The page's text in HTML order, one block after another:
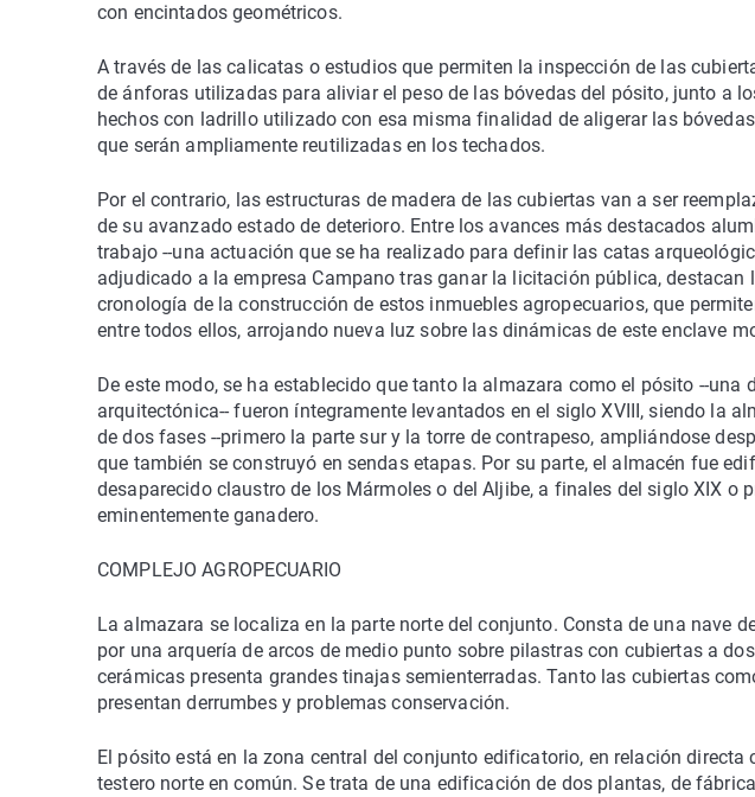
con encintados geométricos.
A través de las calicatas o estudios que permiten la inspección de las
de ánforas utilizadas para aliviar el peso de las bóvedas del pósito, junto a
hechos con ladrillo utilizado con esa misma finalidad de aligerar las
que serán ampliamente reutilizadas en los techados.
Por el contrario, las estructuras de madera de las cubiertas van a ser
de su avanzado estado de deterioro. Entre los avances más destacados
trabajo --una actuación que se ha realizado para definir las catas
adjudicado a la empresa Campano tras ganar la licitación pública, destacan
cronología de la construcción de estos inmuebles agropecuarios, que
entre todos ellos, arrojando nueva luz sobre las dinámicas de este enclave
De este modo, se ha establecido que tanto la almazara como el pósito --una
arquitectónica-- fueron íntegramente levantados en el siglo XVIII, siendo la
de dos fases --primero la parte sur y la torre de contrapeso, ampliándose
que también se construyó en sendas etapas. Por su parte, el almacén fue
desaparecido claustro de los Mármoles o del Aljibe, a finales del siglo XIX o
eminentemente ganadero.
COMPLEJO AGROPECUARIO
La almazara se localiza en la parte norte del conjunto. Consta de una nave
por una arquería de arcos de medio punto sobre pilastras con cubiertas a
cerámicas presenta grandes tinajas semienterradas. Tanto las cubiertas
presentan derrumbes y problemas conservación.
El pósito está en la zona central del conjunto edificatorio, en relación directa
testero norte en común. Se trata de una edificación de dos plantas, de